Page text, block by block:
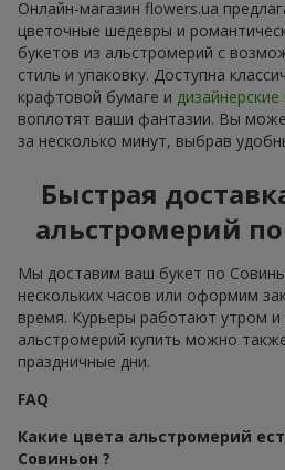
Онлайн-магазин flowers.ua
цветочные шедевры и
букетов из альстромерий с
стиль и упаковку. Доступна
крафтовой бумаге и
воплотят ваши фантазии. Вы
за несколько минут, выбрав
Быстрая
альстромерий
Мы доставим ваш букет по
нескольких часов или оформим
время. Курьеры работают утром и
альстромерий купить можно
праздничные дни.
FAQ
Какие цвета альстромерий
Совиньон ?